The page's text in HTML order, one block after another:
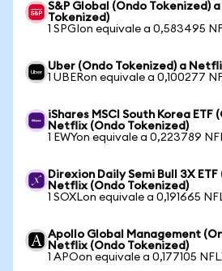
S&P Global (Ondo Tokenized)
Tokenized)
1 SPGIon equivale a 0,583495
Uber (Ondo Tokenized) a
1 UBERon equivale a 0,100277
iShares MSCI South Korea ETF
Netflix (Ondo Tokenized)
1 EWYon equivale a 0,223789
Direxion Daily Semi Bull 3X
Netflix (Ondo Tokenized)
1 SOXLon equivale a 0,191665
Apollo Global Management
Netflix (Ondo Tokenized)
1 APOon equivale a 0,177105